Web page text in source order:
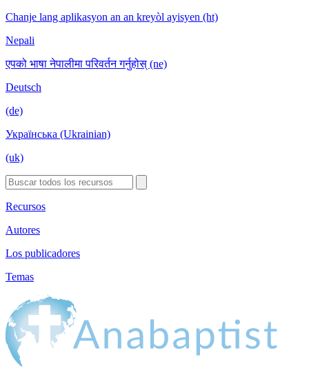
Chanje lang aplikasyon an an kreyòl ayisyen (ht)
Nepali
एपको भाषा नेपालीमा परिवर्तन गर्नुहोस् (ne)
Deutsch
(de)
Українська (Ukrainian)
(uk)
Recursos
Autores
Los publicadores
Temas